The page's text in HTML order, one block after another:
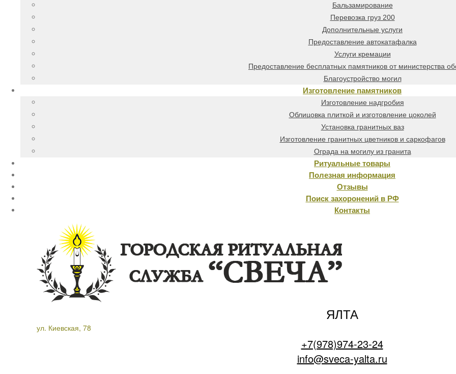
Бальзамирование
Перевозка груз 200
Дополнительные услуги
Предоставление автокатафалка
Услуги кремации
Предоставление бесплатных памятников от министерства
Благоустройство могил
Изготовление памятников
Изготовление надгробия
Облицовка плиткой и изготовление цоколей
Установка гранитных ваз
Изготовление гранитных цветников и саркофагов
Ограда на могилу из гранита
Ритуальные товары
Полезная информация
Отзывы
Поиск захоронений в РФ
Контакты
ЯЛТА
ул. Киевская, 78
+7(978)974-23-24
info@sveca-yalta.ru